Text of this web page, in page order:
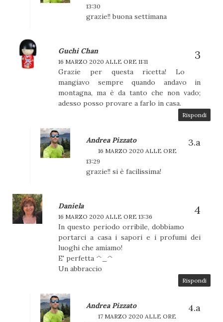
13:30
grazie!! buona settimana
Guchi Chan
16 MARZO 2020 ALLE ORE 11:11
Grazie per questa ricetta! Lo
mangiavo sempre quando andavo in
montagna, ma è da tanto che non vado;
adesso posso provare a farlo in casa.
Rispondi
Andrea Pizzato
16 MARZO 2020 ALLE ORE
13:29
grazie!! si è facilissima!
Daniela
16 MARZO 2020 ALLE ORE 13:36
In questo periodo orribile, dobbiamo
portarci a casa i sapori e i profumi dei
luoghi che amiamo!
E' perfetta ^_^
Un abbraccio
Rispondi
Andrea Pizzato
17 MARZO 2020 ALLE ORE